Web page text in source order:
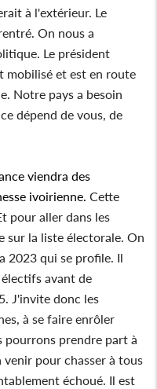
à l'extérieur. Le
On nous a
Le président
mobilisé et est en route
Notre pays a besoin
dépend de vous, de
viendra des
ivoirienne. Cette
pour aller dans les
sur la liste électorale. On
2023 qui se profile. Il
avant de
J'invite donc les
à se faire enrôler
pourrons prendre part à
venir pour chasser à tous
échoué. Il est